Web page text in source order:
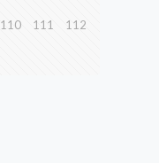
110 111 112